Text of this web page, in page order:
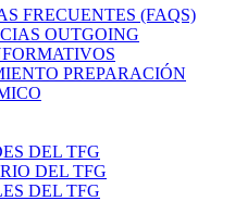
FRECUENTES (FAQS)
OUTGOING
PREPARACIÓN
DEL TFG
DEL TFG
DEL TFG